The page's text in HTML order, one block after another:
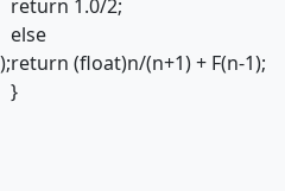
return 1.0/2;
else
return (float)n/(n+1) + F(n-1);
}